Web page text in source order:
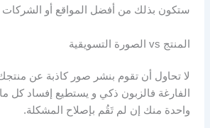
ستكون بذلك من أفضل المواقع أو
المنتج vs الصورة التسويقية
لا تحاول أن تقوم بنشر صور كاذبة عن
الفارغة فالزبون ذكي و يستطيع إفساد كل ما
واحدة منك إن لم تَقُم بإصلاح المشكلة.